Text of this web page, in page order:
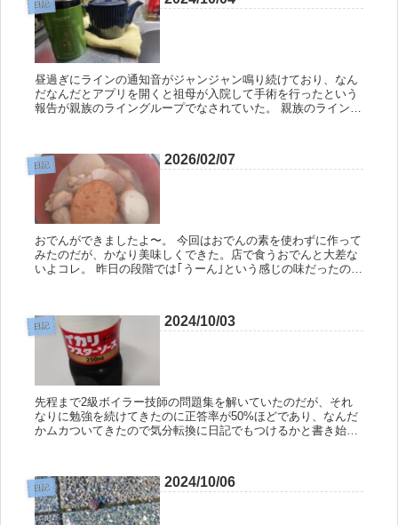
日記
昼過ぎにラインの通知音がジャンジャン鳴り続けており、なん
だなんだとアプリを開くと祖母が入院して手術を行ったという
報告が親族のライングループでなされていた。 親族のライング
日記 2026/02/07
おでんができましたよ〜。 今回はおでんの素を使わずに作って
みたのだが、かなり美味しくできた。店で食うおでんと大差な
いよコレ。 昨日の段階では｢うーん｣という感じの味だったのだ
日記 2024/10/03
先程まで2級ボイラー技師の問題集を解いていたのだが、それ
なりに勉強を続けてきたのに正答率が50%ほどであり、なんだ
かムカついてきたので気分転換に日記でもつけるかと書き始め
日記 2024/10/06